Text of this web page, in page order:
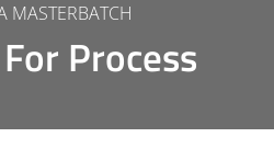
MASTERBATCH
Process